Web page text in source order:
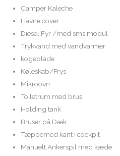
Camper Kaleche
Havne cover
Diesel Fyr /med sms modul
Trykvand med vandvarmer
kogeplade
Køleskab/Frys
Mikroovn
Toiletrum med brus
Holding tank
Bruser på Dæk
Tæppemed kant i cockpit
Manuelt Ankerspil med kæde